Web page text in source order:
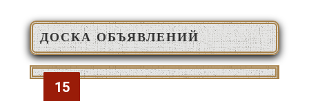
ДОСКА ОБЪЯВЛЕНИЙ
15
15
ОЗМУНИ ҒАЙРИНАВБАТӢ